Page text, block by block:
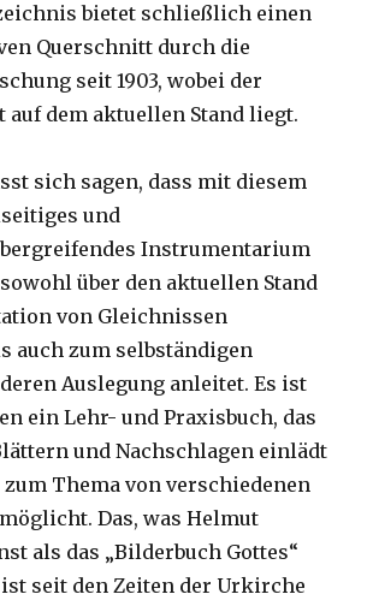
bietet schließlich einen
Querschnitt durch die
seit 1903, wobei der
auf dem aktuellen Stand liegt.
sich sagen, dass mit diesem
und
Instrumentarium
über den aktuellen Stand
von Gleichnissen
auch zum selbständigen
Auslegung anleitet. Es ist
ein Lehr- und Praxisbuch, das
und Nachschlagen einlädt
zum Thema von verschiedenen
Das, was Helmut
als das „Bilderbuch Gottes“
seit den Zeiten der Urkirche